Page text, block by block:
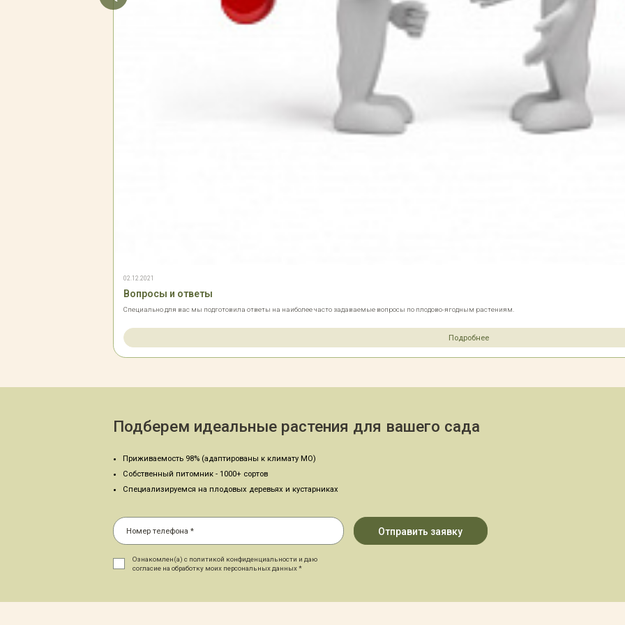
02.12.2021
Вопросы и ответы
Специально для вас мы подготовила ответы на наиболее часто задаваемые вопросы по плодово-ягодным растениям.
Подробнее
Подберем идеальные растения для вашего сада
Приживаемость 98% (адаптированы к климату МО)
Собственный питомник - 1000+ сортов
Специализируемся на плодовых деревьях и кустарниках
Ознакомлен(а) с политикой конфиденциальности и даю
согласие на обработку моих персональных данных *